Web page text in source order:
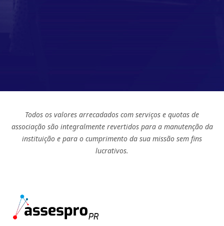
Todos os valores arrecadados com serviços e quotas de
associação são integralmente revertidos para a manutenção da
instituição e para o cumprimento da sua missão sem fins
lucrativos.